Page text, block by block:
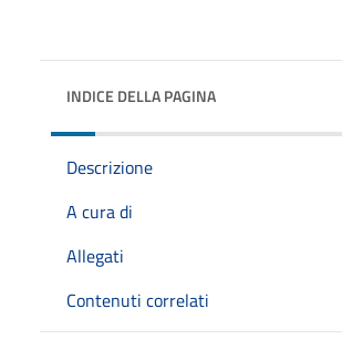
INDICE DELLA PAGINA
Descrizione
A cura di
Allegati
Contenuti correlati